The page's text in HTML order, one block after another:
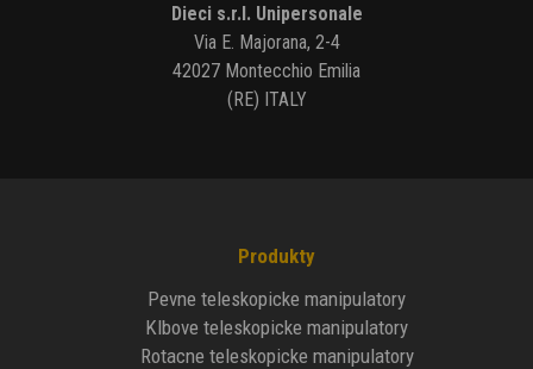
Dieci s.r.l. Unipersonale
Via E. Majorana, 2-4
42027 Montecchio Emilia
(RE) ITALY
Produkty
Pevne teleskopicke manipulatory
Klbove teleskopicke manipulatory
Rotacne teleskopicke manipulatory